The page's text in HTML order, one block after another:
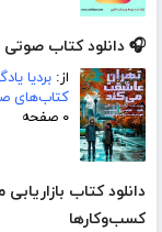
🎧 دانلود کتاب
از: بردیا
کتاب‌های
۰ صفحه
دانلود کتاب
کسب‌وکارها